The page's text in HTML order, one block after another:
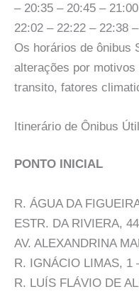
– 20:35 – 20:45 –
22:02 – 22:22 – 22:38
Os horários de ônibus
alterações por
transito, fatores
Itinerário de Ônibus
PONTO INICIAL
R. ÁGUA DA
ESTR. DA RIVIERA,
AV. ALEXANDRINA
R. IGNÁCIO LIMAS, 1
R. LUÍS FLÁVIO DE